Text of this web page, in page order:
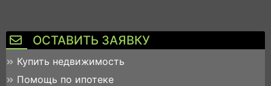
ОСТАВИТЬ ЗАЯВКУ
Купить недвижимость
Помощь по ипотеке